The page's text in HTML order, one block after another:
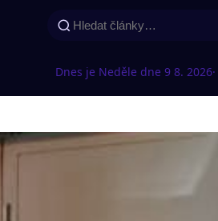
Dnes je Neděle dne 9 8. 2026